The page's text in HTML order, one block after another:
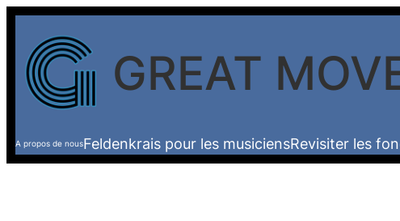
Aller
contenu
GREAT
A propos de nousFeldenkrais pour les musiciensRevisiter les